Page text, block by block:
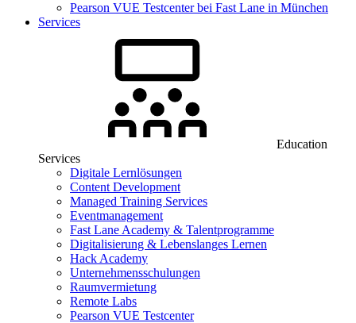
Pearson VUE Testcenter bei Fast Lane in München
Services
Education
Services
Digitale Lernlösungen
Content Development
Managed Training Services
Eventmanagement
Fast Lane Academy & Talentprogramme
Digitalisierung & Lebenslanges Lernen
Hack Academy
Unternehmensschulungen
Raumvermietung
Remote Labs
Pearson VUE Testcenter